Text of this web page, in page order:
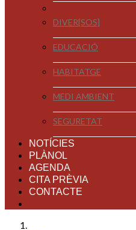
DIVER[SOS]
EDUCACIÓ
HABITATGE
MEDI AMBIENT
SEGURETAT
NOTÍCIES
PLÀNOL
AGENDA
CITA PRÈVIA
CONTACTE